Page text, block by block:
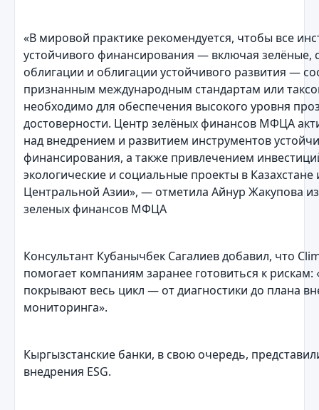
«В мировой практике рекомендуется, чтобы все
устойчивого финансирования — включая зелёные,
облигации и облигации устойчивого развития —
признанным международным стандартам или
необходимо для обеспечения высокого уровня
достоверности. Центр зелёных финансов МФЦА
над внедрением и развитием инструментов
финансирования, а также привлечением
экологические и социальные проекты в Казахстане
Центральной Азии», — отметила Айнур Жакупова
зеленых финансов МФЦА
Консультант Кубанычбек Сагалиев добавил, что
помогает компаниям заранее готовиться к рискам:
покрывают весь цикл — от диагностики до плана
мониторинга».
Кыргызстанские банки, в свою очередь,
внедрения ESG.